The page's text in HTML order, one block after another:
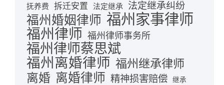
抚养费 拆迁安置 法定继承 法定继承纠纷
福州婚姻律师 福州家事律师
福州律师 福州律师事务所
福州律师蔡思斌
福州离婚律师 福州继承律师
离婚 离婚律师 精神损害赔偿 继承